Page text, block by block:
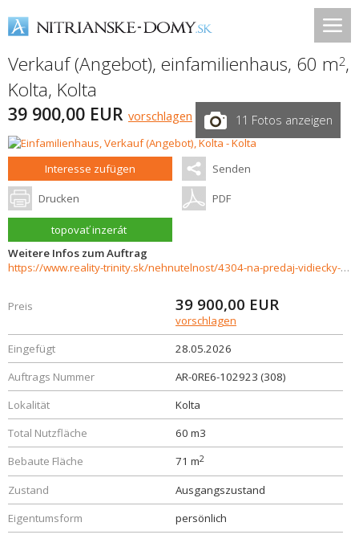
Verkauf (Angebot), einfamilienhaus, 60 m2,
Kolta, Kolta
39 900,00 EUR vorschlagen 11 Fotos anzeigen
Interesse zufügen Senden
Drucken PDF
topovať inzerát
Weitere Infos zum Auftrag
https://www.reality-trinity.sk/nehnutelnost/4304-na-predaj-vidiecky-3-izbovy-rodinny-dom-v-obci-kolta
Preis 39 900,00 EUR
vorschlagen
Eingefügt
28.05.2026
Auftrags Nummer
AR-0RE6-102923 (308)
Lokalität
Kolta
Total Nutzfläche
60 m3
Bebaute Fläche
71 m2
Zustand
Ausgangszustand
Eigentumsform
persönlich